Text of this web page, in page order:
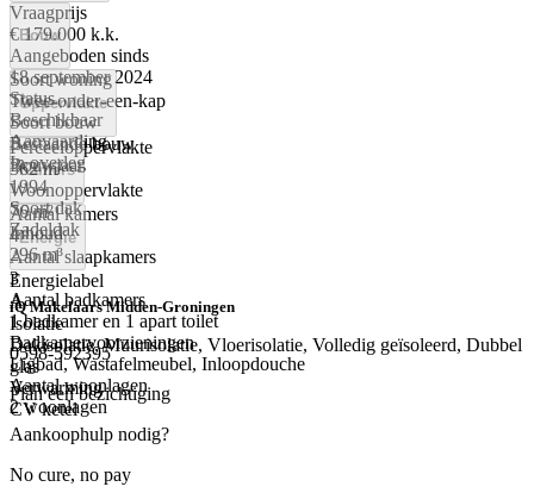
Vraagprijs
€ 179.000 k.k.
Aangeboden sinds
18 september 2024
Status
Beschikbaar
Aanvaarding
In overleg
Bouw
Soort woning
Twee-onder-een-kap
Soort bouw
Bestaande bouw
Bouwjaar
1994
Soort dak
Zadeldak
Oppervlakte
Perceeloppervlakte
362 m²
Woonoppervlakte
76 m²
Inhoud
296 m³
Kamers
Aantal kamers
4
Aantal slaapkamers
3
Aantal badkamers
1 badkamer en 1 apart toilet
Badkamervoorzieningen
Ligbad, Wastafelmeubel, Inloopdouche
Aantal woonlagen
2 woonlagen
Energie
Energielabel
A
Isolatie
Dakisolatie, Muurisolatie, Vloerisolatie, Volledig geïsoleerd, Dubbel
glas
Verwarming
CV ketel
iQ Makelaars Midden-Groningen
0598-592395
Plan een bezichtiging
Aankoophulp nodig?
No cure, no pay